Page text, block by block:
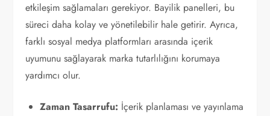
etkileşim sağlamaları gerekiyor. Bayilik panelleri, bu
süreci daha kolay ve yönetilebilir hale getirir. Ayrıca,
farklı sosyal medya platformları arasında içerik
uyumunu sağlayarak marka tutarlılığını korumaya
yardımcı olur.
Zaman Tasarrufu: İçerik planlaması ve yayınlama